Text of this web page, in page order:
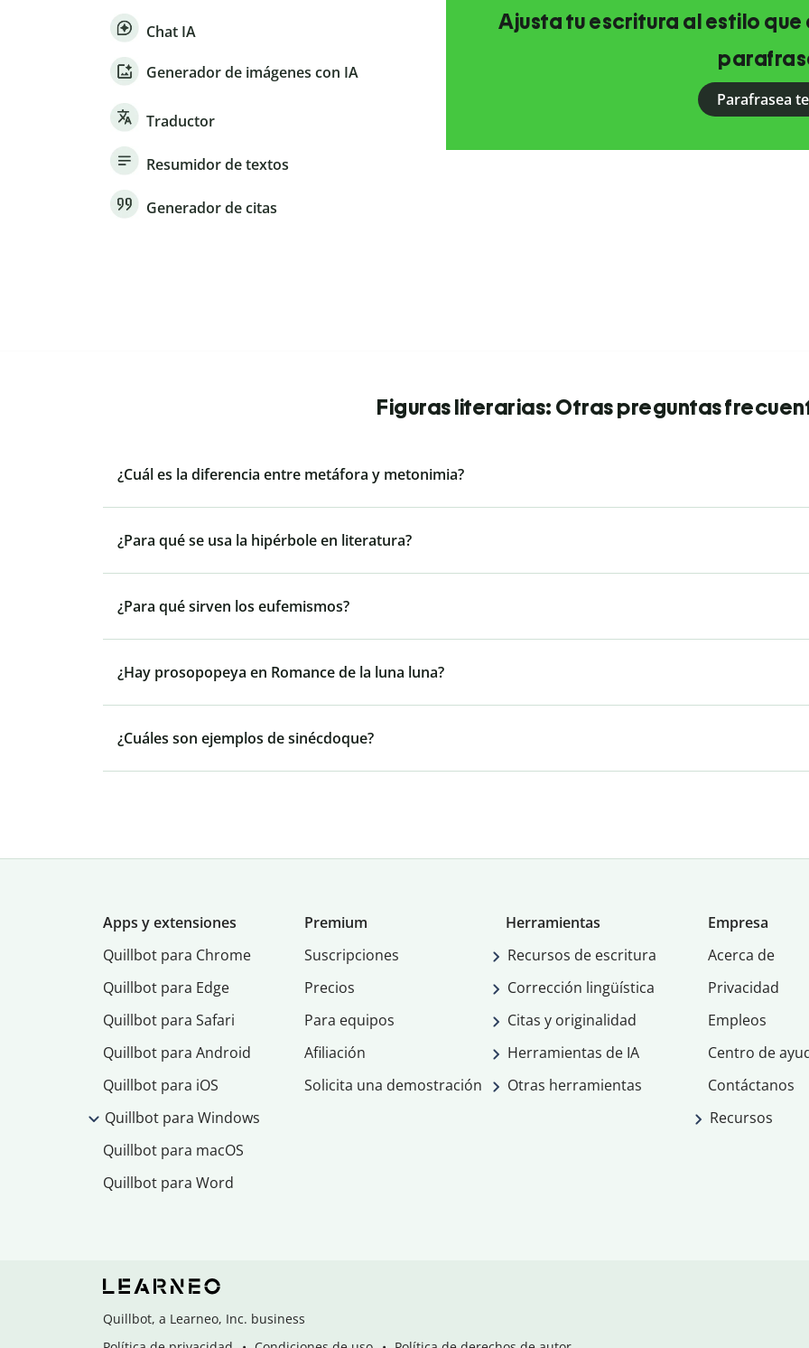
Chat IA
Generador de imágenes con IA
Traductor
Resumidor de textos
Generador de citas
Ajusta tu escritura al estilo
Parafrasea
Figuras literarias: Otras preguntas
¿Cuál es la diferencia entre metáfora y metonimia?
¿Para qué se usa la hipérbole en literatura?
¿Para qué sirven los eufemismos?
¿Hay prosopopeya en Romance de la luna luna?
¿Cuáles son ejemplos de sinécdoque?
Apps y extensiones
Quillbot para Chrome
Quillbot para Edge
Quillbot para Safari
Quillbot para Android
Quillbot para iOS
Quillbot para Windows
Quillbot para macOS
Quillbot para Word
Premium
Suscripciones
Precios
Para equipos
Afiliación
Solicita una demostración
Herramientas
Recursos de escritura
Corrección lingüística
Citas y originalidad
Herramientas de IA
Otras herramientas
Empresa
Acerca de
Privacidad
Empleos
Centro de
Contáctanos
Recursos
Quillbot, a Learneo, Inc. business